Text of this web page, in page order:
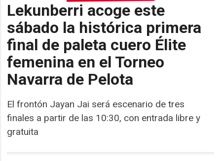
Lekunberri acoge este
sábado la histórica primera
final de paleta cuero Élite
femenina en el Torneo
Navarra de Pelota
El frontón Jayan Jai será escenario de tres
finales a partir de las 10:30, con entrada libre y
gratuita